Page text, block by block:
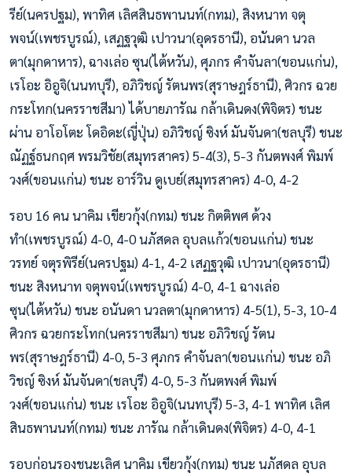
รีย์(นครปฐม), พาทิศ เลิศสินธพานนท์(กทม), สิงหนาท จตุ
พจน์(เพชรบูรณ์), เสฏฐวุฒิ เปาวนา(อุดรธานี), อนันดา นวล
ตา(มุกดาหาร), ฉางเล่อ ซุน(ไต้หวัน), ศุภกร คำจันลา(ขอนแก่น),
เรโอะ อิอูจิ(นนทบุรี), อภิวิชญ์ รัตนพร(สุราษฎร์ธานี), ศิวกร ฉวย
กระโทก(นครราชสีมา) ได้บายภารัณ กล้าเดินดง(พิจิตร) ชนะ
ผ่าน อาโอโตะ โดอิดะ(ญี่ปุ่น) อภิวิชญ์ ซิงห์ มันจันดา(ชลบุรี) ชนะ
ณัฏฐ์ธนกฤศ พรมวิชัย(สมุทรสาคร) 5-4(3), 5-3 กันตพงศ์ พิมพ์
วงศ์(ขอนแก่น) ชนะ อาร์วิน ดูเบย์(สมุทรสาคร) 4-0, 4-2
รอบ 16 คน นาคิม เขียวกุ้ง(กทม) ชนะ กิตติพศ ด้วง
ทำ(เพชรบูรณ์) 4-0, 4-0 นภัสดล อุบลแก้ว(ขอนแก่น) ชนะ
วรทย์ จตุรพิรีย์(นครปฐม) 4-1, 4-2 เสฏฐวุฒิ เปาวนา(อุดรธานี)
ชนะ สิงหนาท จตุพจน์(เพชรบูรณ์) 4-0, 4-1 ฉางเล่อ
ซุน(ไต้หวัน) ชนะ อนันดา นวลตา(มุกดาหาร) 4-5(1), 5-3, 10-4
ศิวกร ฉวยกระโทก(นครราชสีมา) ชนะ อภิวิชญ์ รัตน
พร(สุราษฎร์ธานี) 4-0, 5-3 ศุภกร คำจันลา(ขอนแก่น) ชนะ อภิ
วิชญ์ ซิงห์ มันจันดา(ชลบุรี) 4-0, 5-3 กันตพงศ์ พิมพ์
วงศ์(ขอนแก่น) ชนะ เรโอะ อิอูจิ(นนทบุรี) 5-3, 4-1 พาทิศ เลิศ
สินธพานนท์(กทม) ชนะ ภารัณ กล้าเดินดง(พิจิตร) 4-0, 4-1
รอบก่อนรองชนะเลิศ นาคิม เขียวกุ้ง(กทม) ชนะ นภัสดล อุบล